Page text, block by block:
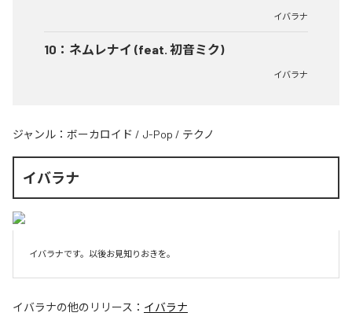
イバラナ
10 ： ネムレナイ (feat. 初音ミク)
イバラナ
ジャンル： ボーカロイド / J-Pop / テクノ
イバラナ
イバラナです。以後お見知りおきを。
イバラナの他のリリース： イバラナ